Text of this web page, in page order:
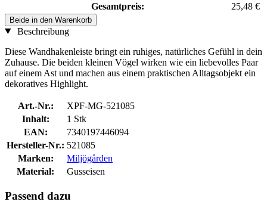
Gesamtpreis:
25,48 €
Beide in den Warenkorb
Beschreibung
Diese Wandhakenleiste bringt ein ruhiges, natürliches Gefühl in dein
Zuhause. Die beiden kleinen Vögel wirken wie ein liebevolles Paar
auf einem Ast und machen aus einem praktischen Alltagsobjekt ein
dekoratives Highlight.
Art.-Nr.:
XPF-MG-521085
Inhalt:
1 Stk
EAN:
7340197446094
Hersteller-Nr.: 521085
Marken:
Miljögården
Material:
Gusseisen
Passend dazu